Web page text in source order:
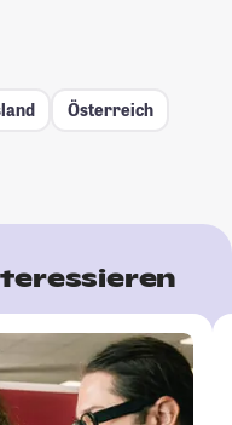
Österreich